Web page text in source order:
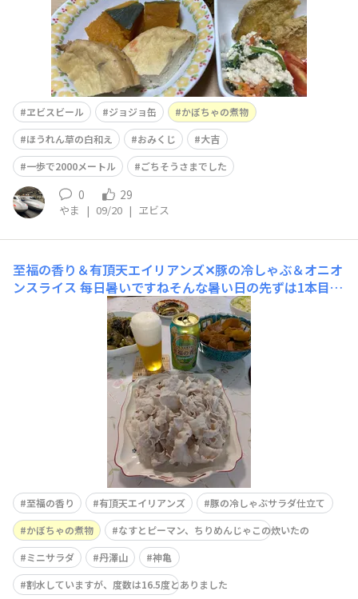
ヱビスビール ジョジョ缶
かぼちゃの煮物
ほうれん草の白和え
おみくじ
大吉
一歩で2000メートル
ごちそうさまでした
0 29
やま | 09/20 | ヱビス
至福の香り＆有頂天エイリアンズ✕豚の冷しゃぶ＆オニオ
ンスライス 每日暑いですねそんな暑い日の先ずは1本目至
福の香りで乾杯🍻豚の冷しゃぶ、お肉盛り盛りオニオンス
ライスが下に隠れていますこちらは久しぶりに胡麻ダレで
ミニサラダは残りのサラダに昨日のお昼の残り、ローソン
さんのマカロニサラダを乗せて泉州の水茄子は塩をふり浅
漬けにしてそして2本目有頂天エイリアンズで乾杯🍻豚
至福の香り 有頂天エイリアンズ
豚の冷しゃぶサラダ仕立て
かぼちゃの煮物
なすとピーマン、ちりめんじゃこの炊いたの
ミニサラダ
丹澤山
神亀
割水していますが、度数は16.5度とありました